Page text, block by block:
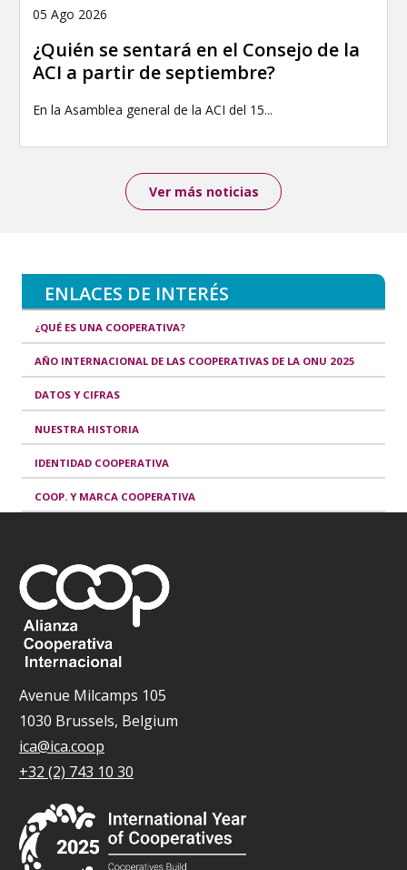
05 Ago 2026
¿Quién se sentará en el Consejo de la
ACI a partir de septiembre?
En la Asamblea general de la ACI del 15...
Ver más noticias
ENLACES DE INTERÉS
¿QUÉ ES UNA COOPERATIVA?
AÑO INTERNACIONAL DE LAS COOPERATIVAS DE LA ONU 2025
DATOS Y CIFRAS
NUESTRA HISTORIA
IDENTIDAD COOPERATIVA
COOP. Y MARCA COOPERATIVA
Avenue Milcamps 105
1030 Brussels, Belgium
ica@ica.coop
+32 (2) 743 10 30